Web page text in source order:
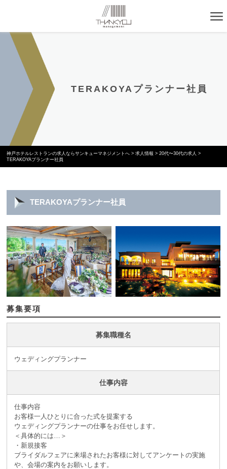
TERAKOYAプランナー社員
神戸ホテルレストランの求人ならサンキューマネジメントへ >求人情報 >20代〜30代の求人 >
TERAKOYAプランナー社員
TERAKOYAプランナー社員
募集要項
募集職種名
ウェディングプランナー
仕事内容
仕事内容
お客様一人ひとりに合った式を提案する
ウェディングプランナーの仕事をお任せします。
＜具体的には…＞
・新規接客
ブライダルフェアに来場されたお客様に対してアンケートの実施
や、会場の案内をお願いします。